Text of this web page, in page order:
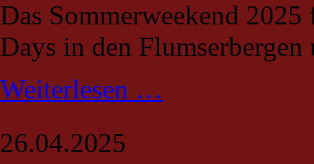
Das Sommerweekend
Days in den
Weiterlesen …O-
26.04.2025